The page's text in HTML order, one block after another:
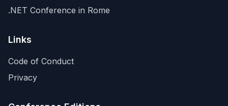
.NET Conference in Rome
Links
Code of Conduct
Privacy